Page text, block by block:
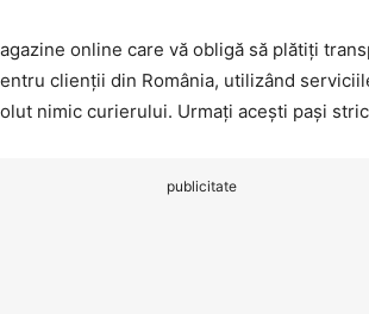
online care vă obligă să plătiți
clienții din România, utilizând
nimic curierului. Urmați acești pași
publicitate